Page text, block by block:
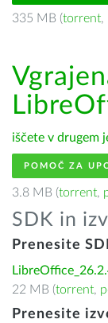
335 MB (torrent,
iščete v drugem
POMOČ ZA
3.8 MB (torrent,
SDK in
Prenesite
22 MB (torrent,
Prenesite